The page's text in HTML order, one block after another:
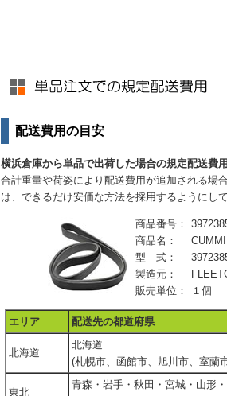
配送費用の目安
横浜倉庫から単品で出荷した場合の規定配送費
合計重量や荷姿により配送費用が追加される場
は、できるだけ安価な方法を採用するようにし
商品番号：
商品名：
型 式：
製造元：
販売単位：
１個
エリア 配送先の都道府県
北海道
北海道
(札幌市、函館市、旭川市、室蘭
東北
青森・岩手・秋田・宮城・山形